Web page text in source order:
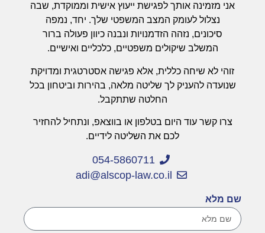
אני מזמינה אותך לפגישת ייעוץ אישית וממוקדת, שבה
נצלול לעומק המצב המשפטי שלך. יחד, נמפה
סיכונים, נזהה הזדמנויות ונבנה כיוון פעולה ברור
המשלב שיקולים משפטיים, כלכליים ואישיים.
זוהי לא שיחה כללית, אלא פגישה אסטרטגית ומדויקת
שנועדה להעניק לך שליטה מלאה, בהירות וביטחון בכל
החלטה שתתקבל.
צרו קשר עוד היום בטלפון או בווצאפ, ונתחיל להחזיר
לכם את השליטה לידיים.
054-5860711
adi@alscop-law.co.il
שם מלא